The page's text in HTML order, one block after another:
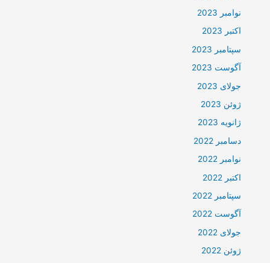
نوامبر 2023
اکتبر 2023
سپتامبر 2023
آگوست 2023
جولای 2023
ژوئن 2023
ژانویه 2023
دسامبر 2022
نوامبر 2022
اکتبر 2022
سپتامبر 2022
آگوست 2022
جولای 2022
ژوئن 2022